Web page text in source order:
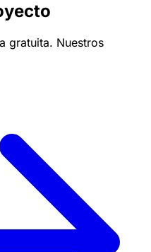
gratuita. Nuestros